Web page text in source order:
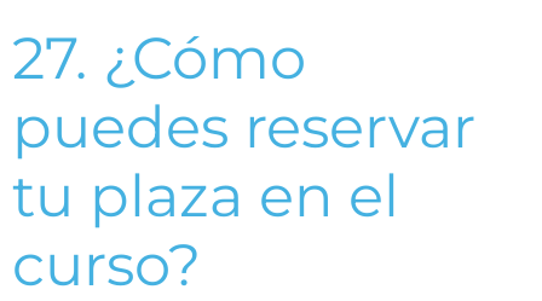
27. ¿Cómo
puedes reservar
tu plaza en el
curso?